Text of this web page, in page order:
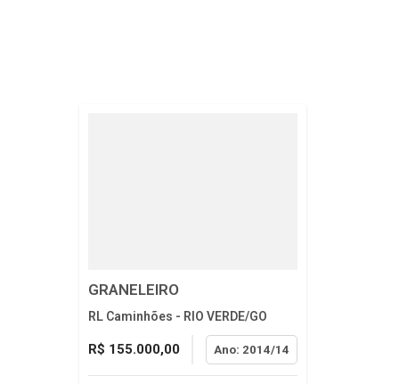
GRANELEIRO
RL Caminhões - RIO VERDE/GO
R$ 155.000,00 Ano: 2014/14